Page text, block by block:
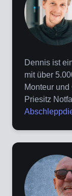
Dennis ist
mit über
Monteur
Priesitz